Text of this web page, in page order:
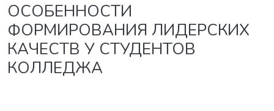
ОСОБЕННОСТИ
ФОРМИРОВАНИЯ ЛИДЕРСКИХ
КАЧЕСТВ У СТУДЕНТОВ
КОЛЛЕДЖА